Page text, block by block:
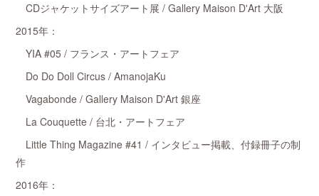
CDジャケットサイズアート展 / Gallery Maison D'Art 大阪
2015年：
YIA #05 / フランス・アートフェア
Do Do Doll Circus / AmanojaKu
Vagabonde / Gallery Maison D'Art 銀座
La Couquette / 台北・アートフェア
Little Thing Magazine #41 / インタビュー掲載、付録冊子の制
作
2016年：